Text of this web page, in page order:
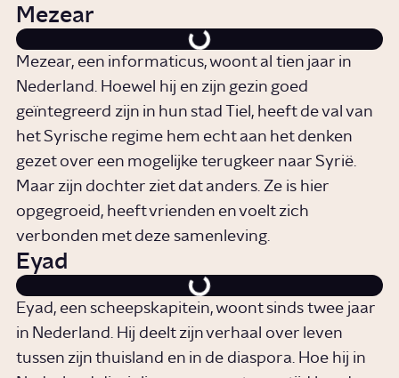
Mezear
Mezear, een informaticus, woont al tien jaar in
Nederland. Hoewel hij en zijn gezin goed
geïntegreerd zijn in hun stad Tiel, heeft de val van
het Syrische regime hem echt aan het denken
gezet over een mogelijke terugkeer naar Syrië.
Maar zijn dochter ziet dat anders. Ze is hier
opgegroeid, heeft vrienden en voelt zich
verbonden met deze samenleving.
Eyad
Eyad, een scheepskapitein, woont sinds twee jaar
in Nederland. Hij deelt zijn verhaal over leven
tussen zijn thuisland en in de diaspora. Hoe hij in